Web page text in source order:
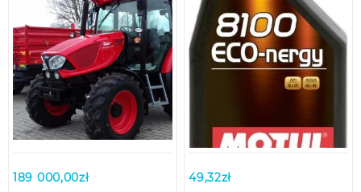
189 000,00zł 49,32zł